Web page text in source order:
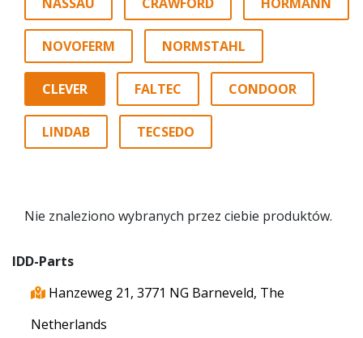
NOVOFERM NORMSTAHL
CLEVER FALTEC CONDOOR
LINDAB TECSEDO
Nie znaleziono wybranych przez ciebie produktów.
IDD-Parts
Hanzeweg 21, 3771 NG Barneveld, The
Netherlands